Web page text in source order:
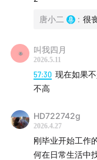
唐小二 : 很
叫我四月
2026.5.11
57:30 现在如果
不高
HD722742g
2026.4.27
刚毕业开始工作
何在日常生活中